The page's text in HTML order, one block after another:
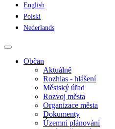
English
Polski
Nederlands
Občan
Aktuálně
Rozhlas - hlášení
Městský úřad
Rozvoj města
Organizace města
Dokumenty
Územní plánování